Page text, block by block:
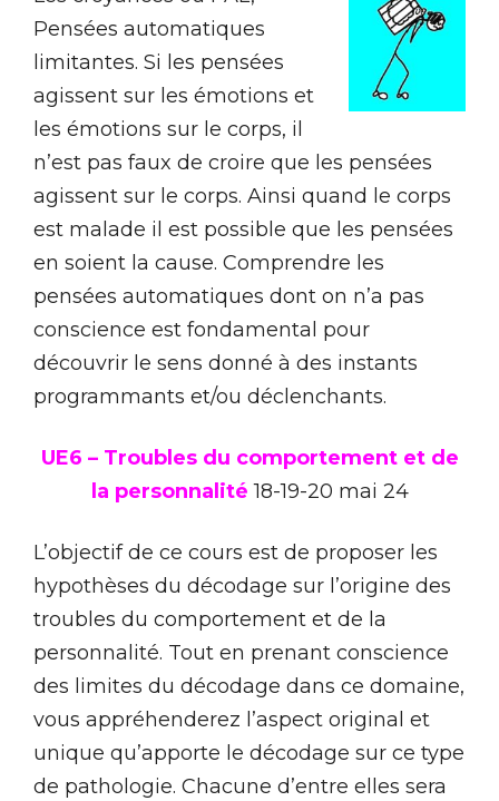
Pensées automatiques
limitantes. Si les pensées
agissent sur les émotions et
les émotions sur le corps, il
n’est pas faux de croire que les pensées
agissent sur le corps. Ainsi quand le corps
est malade il est possible que les pensées
en soient la cause. Comprendre les
pensées automatiques dont on n’a pas
conscience est fondamental pour
découvrir le sens donné à des instants
programmants et/ou déclenchants.
UE6 – Troubles du comportement et de
la personnalité18-19-20 mai 24
L’objectif de ce cours est de proposer les
hypothèses du décodage sur l’origine des
troubles du comportement et de la
personnalité. Tout en prenant conscience
des limites du décodage dans ce domaine,
vous appréhenderez l’aspect original et
unique qu’apporte le décodage sur ce type
de pathologie. Chacune d’entre elles sera